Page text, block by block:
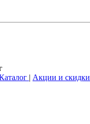
| Акции и скидки